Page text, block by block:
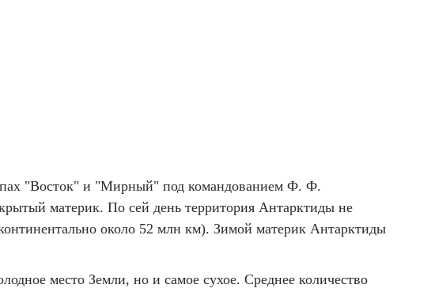
"Восток" и "Мирный" под командованием Ф. Ф.
материк. По сей день территория Антарктиды не
около 52 млн км). Зимой материк Антарктиды
место Земли, но и самое сухое. Среднее количество